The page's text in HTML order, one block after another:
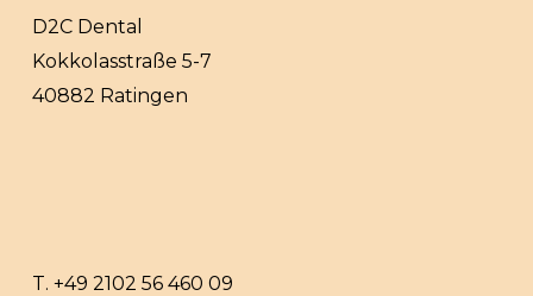
D2C Dental
Kokkolasstraße 5-7
40882 Ratingen
T. +49 2102 56 460 09